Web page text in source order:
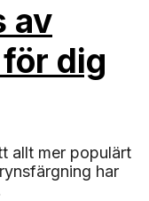
av
dig
allt mer populärt
har